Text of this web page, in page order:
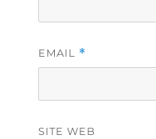
EMAIL *
SITE WEB